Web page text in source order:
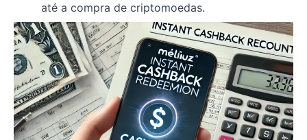
até a compra de criptomoedas.